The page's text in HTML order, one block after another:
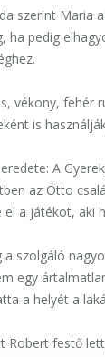
szerint Maria
ha pedig
vékony, fehér
is
A
az Otto
el a játékot, aki
a szolgáló
egy
a helyét a
Robert festő